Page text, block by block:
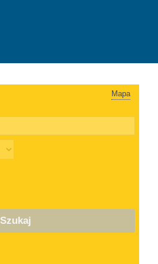
Mapa
Szukaj